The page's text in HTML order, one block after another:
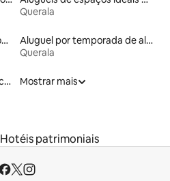
Querala
Aluguéis por temporada com café da manhã
Aluguel por temporada de alojamentos ecológicos
Querala
Aluguéis de espaços que aceitam animais de estimação
Mostrar mais
Hotéis patrimoniais